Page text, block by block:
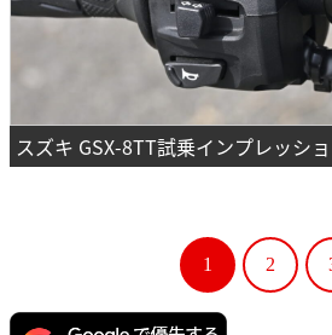
スズキ GSX-8TT試乗インプレッシ
1 2